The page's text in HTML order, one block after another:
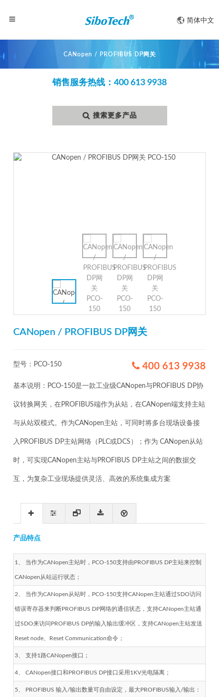
简体中文
CANopen / PROFIBUS DP网关
销售服务热线：400 613 9938
搜索更多产品
CANopen / PROFIBUS DP网关
型号：PCO-150 400 613 9938
基本说明：PCO-150是一款工业级CANopen与PROFIBUS DP协
议转换网关，在PROFIBUS端作为从站，在CANopen端支持主站
与从站双模式。作为CANopen主站，可同时将多台现场设备接
入PROFIBUS DP主站网络（PLC或DCS）；作为 CANopen从站
时，可实现CANopen主站与PROFIBUS DP主站之间的数据交
互，为复杂工业现场提供灵活、高效的系统集成方案
产品特点
1、 当作为CANopen主站时，PCO-150支持由PROFIBUS DP主站来控制
CANopen从站运行状态；
2、 当作为CANopen从站时，PCO-150支持CANopen主站通过SDO访问
错误寄存器来判断PROFIBUS DP网络的通信状态，支持CANopen主站通
过SDO来访问PROFIBUS DP的输入输出缓冲区，支持CANopen主站发送
Reset node、Reset Communication命令；
3、 支持1路CANopen接口；
4、 CANopen接口和PROFIBUS DP接口采用1KV光电隔离；
5、 PROFIBUS 输入/输出数量可自由设定，最大PROFIBUS输入/输出：